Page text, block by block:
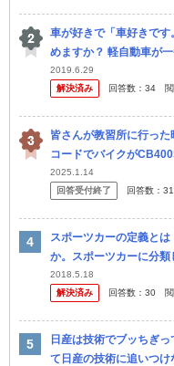
車が好きで「車好きで
めますか？ 軽自動車が
参戦してる メーカーで
フィ...
2019.6.29
解決済み
回答数： 34
皆さんが教習所に行っ
コードでバイクが
2025.1.14
回答受付終了
回答数： 31
スポーツカーの定義と
か。スポーツカーに分
解から(と言っても自分
し...
2018.5.18
解決済み
回答数： 30
日産は技術でブッちぎ
て日産の技術に追いつけ